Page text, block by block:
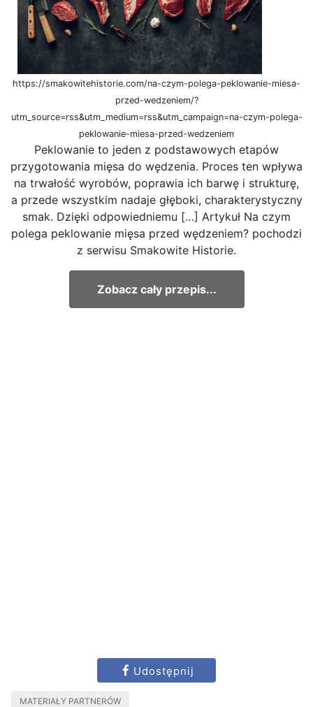
https://smakowitehistorie.com/na-czym-polega-peklowanie-miesa-
przed-wedzeniem/?
utm_source=rss&utm_medium=rss&utm_campaign=na-czym-polega-
peklowanie-miesa-przed-wedzeniem
Peklowanie to jeden z podstawowych etapów
przygotowania mięsa do wędzenia. Proces ten wpływa
na trwałość wyrobów, poprawia ich barwę i strukturę,
a przede wszystkim nadaje głęboki, charakterystyczny
smak. Dzięki odpowiedniemu […] Artykuł Na czym
polega peklowanie mięsa przed wędzeniem? pochodzi
z serwisu Smakowite Historie.
Zobacz cały przepis...
Udostępnij
MATERIAŁY PARTNERÓW